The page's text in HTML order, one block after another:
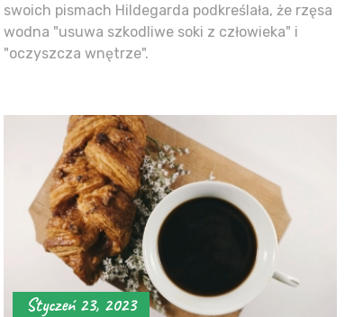
swoich pismach Hildegarda podkreślała, że rzęsa
wodna "usuwa szkodliwe soki z człowieka" i
"oczyszcza wnętrze".
Styczeń 23, 2023